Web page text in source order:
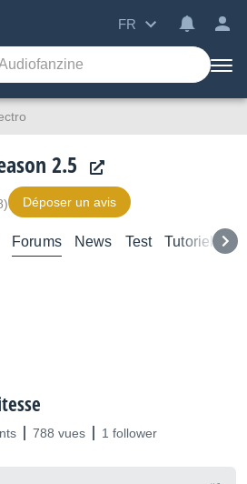
FR
2.5
Déposer un avis
Forums News Test Tutoriels
788 vues 1 follower